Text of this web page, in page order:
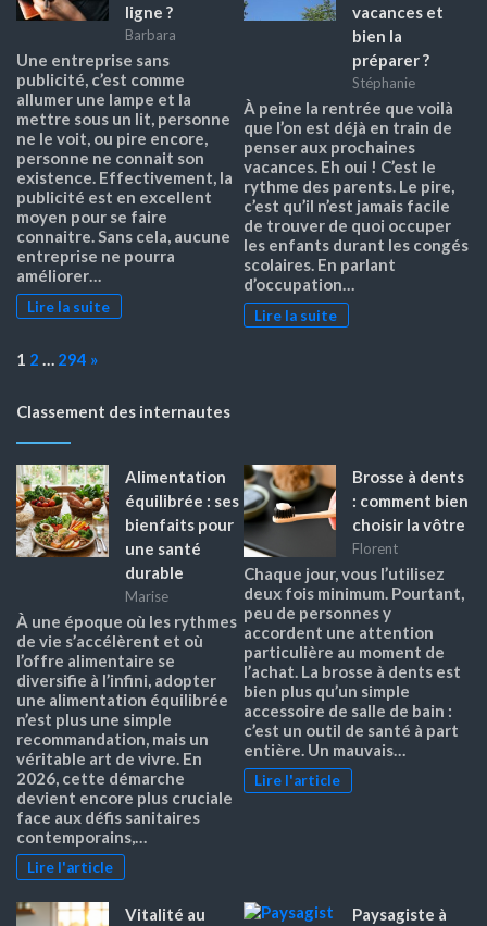
ligne ?
Barbara
Une entreprise sans
publicité, c’est comme
allumer une lampe et la
mettre sous un lit, personne
ne le voit, ou pire encore,
personne ne connait son
existence. Effectivement, la
publicité est en excellent
moyen pour se faire
connaitre. Sans cela, aucune
entreprise ne pourra
améliorer…
Lire la suite
vacances et
bien la
préparer ?
Stéphanie
À peine la rentrée que voilà
que l’on est déjà en train de
penser aux prochaines
vacances. Eh oui ! C’est le
rythme des parents. Le pire,
c’est qu’il n’est jamais facile
de trouver de quoi occuper
les enfants durant les congés
scolaires. En parlant
d’occupation…
Lire la suite
Page:
1 2 … 294 Next
»
Classement des internautes
Alimentation
équilibrée : ses
bienfaits pour
une santé
durable
Marise
À une époque où les rythmes
de vie s’accélèrent et où
l’offre alimentaire se
diversifie à l’infini, adopter
une alimentation équilibrée
n’est plus une simple
recommandation, mais un
véritable art de vivre. En
2026, cette démarche
devient encore plus cruciale
face aux défis sanitaires
contemporains,…
Lire l'article
Brosse à dents
: comment bien
choisir la vôtre
Florent
Chaque jour, vous l’utilisez
deux fois minimum. Pourtant,
peu de personnes y
accordent une attention
particulière au moment de
l’achat. La brosse à dents est
bien plus qu’un simple
accessoire de salle de bain :
c’est un outil de santé à part
entière. Un mauvais…
Lire l'article
Vitalité au
Paysagiste à